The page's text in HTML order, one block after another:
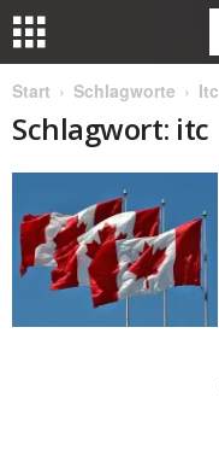
Start Schlagworte Itc
Schlagwort: itc